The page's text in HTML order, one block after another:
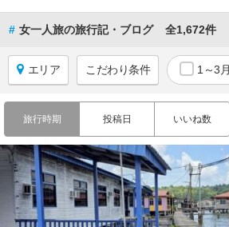
# 女一人旅の旅行記・ブログ 全1,672件
エリア こだわり条件 1～3月
フ
カ
・
南
極
旅行時期 投稿日 いいね数